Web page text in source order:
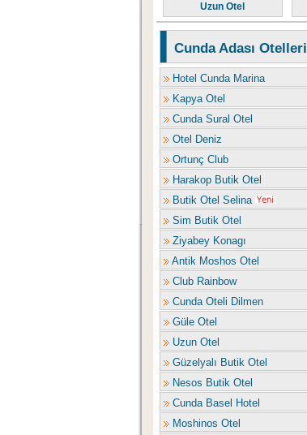
Uzun Otel
Cunda Adası Otelleri
Hotel Cunda Marina
Kapya Otel
Cunda Sural Otel
Otel Deniz
Ortunç Club
Harakop Butik Otel
Butik Otel Selina
Sim Butik Otel
Ziyabey Konagı
Antik Moshos Otel
Club Rainbow
Cunda Oteli Dilmen
Güle Otel
Uzun Otel
Güzelyalı Butik Otel
Nesos Butik Otel
Cunda Basel Hotel
Moshinos Otel